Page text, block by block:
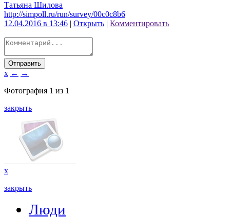
Татьяна Шилова
http://simpoll.ru/run/survey/00c0c8b6
12.04.2016 в 13:46 | Открыть | Комментировать
Отправить
x ← →
Фотография 1 из 1
закрыть
x
закрыть